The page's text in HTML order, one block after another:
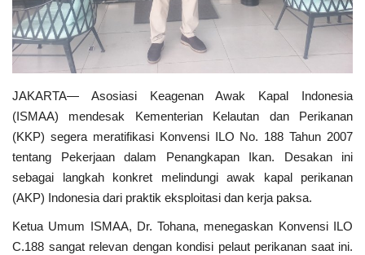
JAKARTA— Asosiasi Keagenan Awak Kapal Indonesia
(ISMAA) mendesak Kementerian Kelautan dan Perikanan
(KKP) segera meratifikasi Konvensi ILO No. 188 Tahun 2007
tentang Pekerjaan dalam Penangkapan Ikan. Desakan ini
sebagai langkah konkret melindungi awak kapal perikanan
(AKP) Indonesia dari praktik eksploitasi dan kerja paksa.
Ketua Umum ISMAA, Dr. Tohana, menegaskan Konvensi ILO
C.188 sangat relevan dengan kondisi pelaut perikanan saat ini.